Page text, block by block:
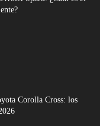
Corolla Cross: los